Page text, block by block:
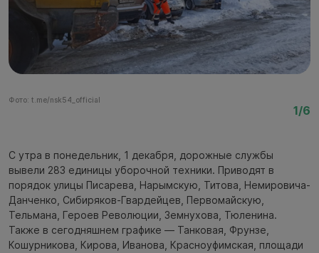
Фото: t.me/nsk54_official
1/6
С утра в понедельник, 1 декабря, дорожные службы
вывели 283 единицы уборочной техники. Приводят в
порядок улицы Писарева, Нарымскую, Титова, Немировича-
Данченко, Сибиряков-Гвардейцев, Первомайскую,
Тельмана, Героев Революции, Земнухова, Тюленина.
Также в сегодняшнем графике — Танковая, Фрунзе,
Кошурникова, Кирова, Иванова, Красноуфимская, площади